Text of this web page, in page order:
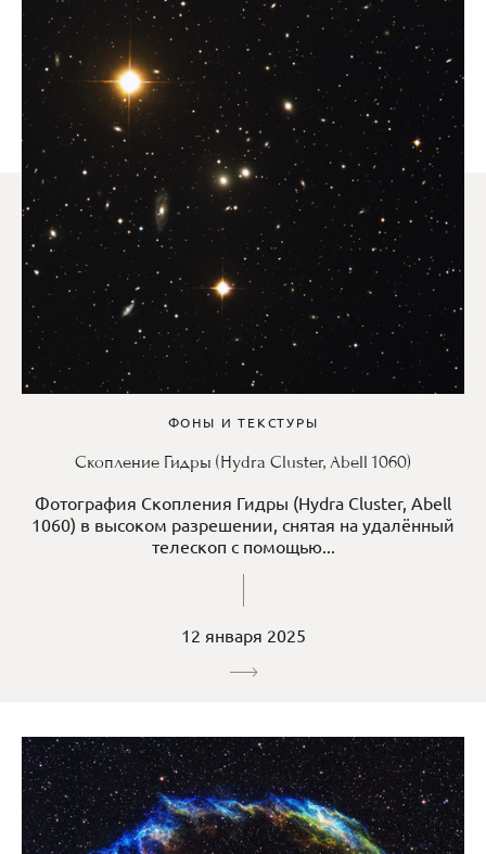
ФОНЫ И ТЕКСТУРЫ
Скопление Гидры (Hydra Cluster, Abell 1060)
Фотография Скопления Гидры (Hydra Cluster, Abell
1060) в высоком разрешении, снятая на удалённый
телескоп с помощью...
12 января 2025